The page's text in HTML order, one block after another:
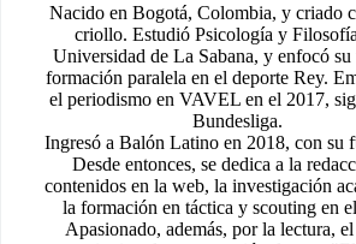
Nacido en Bogotá, Colombia, y criado
criollo. Estudió Psicología y
Universidad de La Sabana, y enfocó su
formación paralela en el deporte Rey.
el periodismo en VAVEL en el 2017,
Bundesliga.
Ingresó a Balón Latino en 2018, con su
Desde entonces, se dedica a la
contenidos en la web, la investigación
la formación en táctica y scouting en
Apasionado, además, por la lectura,